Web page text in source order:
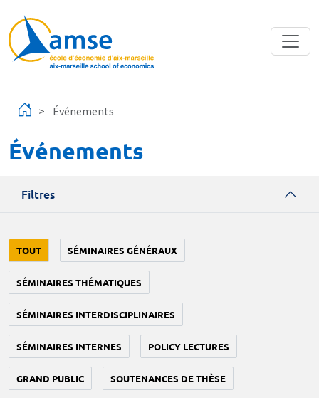
Événements
Événements
Filtres
TOUT SÉMINAIRES GÉNÉRAUX
SÉMINAIRES THÉMATIQUES
SÉMINAIRES INTERDISCIPLINAIRES
SÉMINAIRES INTERNES POLICY LECTURES
GRAND PUBLIC SOUTENANCES DE THÈSE